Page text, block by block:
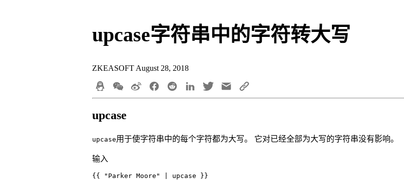
upcase字符串中的字符转大写
ZKEASOFT August 28, 2018
upcase
upcase用于使字符串中的每个字符都为大写。 它对已经全部为大写的字符串没有影响。
输入
{{ "Parker Moore" | upcase }}